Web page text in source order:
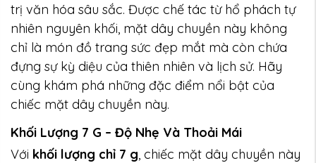
trị văn hóa sâu sắc. Được chế tác từ hổ phách tự
nhiên nguyên khối, mặt dây chuyền này không
chỉ là món đồ trang sức đẹp mắt mà còn chứa
đựng sự kỳ diệu của thiên nhiên và lịch sử. Hãy
cùng khám phá những đặc điểm nổi bật của
chiếc mặt dây chuyền này.
Khối Lượng 7 G – Độ Nhẹ Và Thoải Mái
Với khối lượng chỉ 7 g, chiếc mặt dây chuyền này